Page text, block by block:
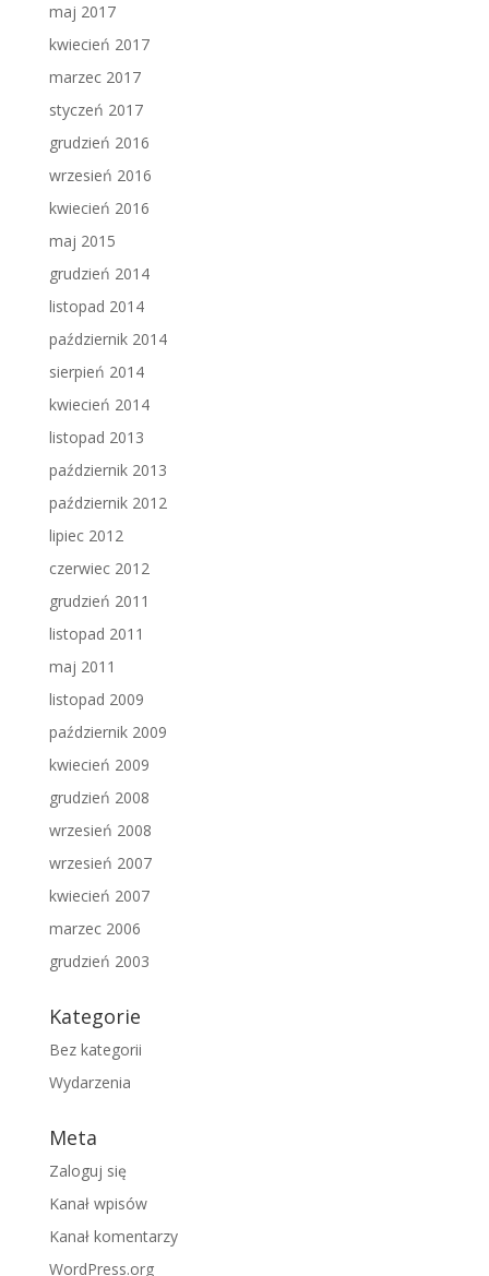
maj 2017
kwiecień 2017
marzec 2017
styczeń 2017
grudzień 2016
wrzesień 2016
kwiecień 2016
maj 2015
grudzień 2014
listopad 2014
październik 2014
sierpień 2014
kwiecień 2014
listopad 2013
październik 2013
październik 2012
lipiec 2012
czerwiec 2012
grudzień 2011
listopad 2011
maj 2011
listopad 2009
październik 2009
kwiecień 2009
grudzień 2008
wrzesień 2008
wrzesień 2007
kwiecień 2007
marzec 2006
grudzień 2003
Kategorie
Bez kategorii
Wydarzenia
Meta
Zaloguj się
Kanał wpisów
Kanał komentarzy
WordPress.org